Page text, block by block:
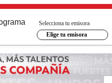
Selecciona tu emisora
Elige tu emisora